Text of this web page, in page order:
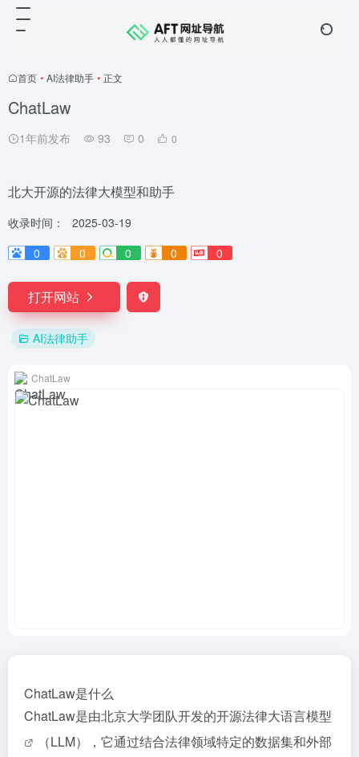
首页 • AI法律助手 • 正文
ChatLaw
1年前发布 93 0 0
北大开源的法律大模型和助手
收录时间：
2025-03-19
0
0 0 0 0
打开网站
AI法律助手
ChatLaw
ChatLaw是什么
ChatLaw是由北京大学团队开发的开源法律大语言模型
（LLM），它通过结合法律领域特定的数据集和外部